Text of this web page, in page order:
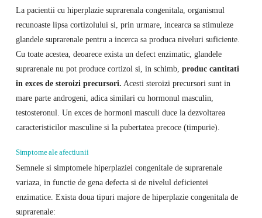
La pacientii cu hiperplazie suprarenala congenitala, organismul
recunoaste lipsa cortizolului si, prin urmare, incearca sa stimuleze
glandele suprarenale pentru a incerca sa produca niveluri suficiente.
Cu toate acestea, deoarece exista un defect enzimatic, glandele
suprarenale nu pot produce cortizol si, in schimb, produc cantitati
in exces de steroizi precursori. Acesti steroizi precursori sunt in
mare parte androgeni, adica similari cu hormonul masculin,
testosteronul. Un exces de hormoni masculi duce la dezvoltarea
caracteristicilor masculine si la pubertatea precoce (timpurie).
Simptome ale afectiunii
Semnele si simptomele hiperplaziei congenitale de suprarenale
variaza, in functie de gena defecta si de nivelul deficientei
enzimatice. Exista doua tipuri majore de hiperplazie congenitala de
suprarenale: